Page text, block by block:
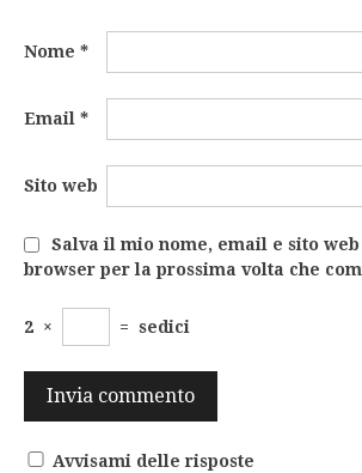
Nome *
Email *
Sito web
Salva il mio nome, email e sito
browser per la prossima volta che
2 × = sedici
Avvisami delle risposte